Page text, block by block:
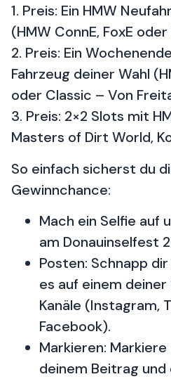
1. Preis: Ein HMW
(HMW ConnE, FoxE
2. Preis: Ein
Fahrzeug deiner Wahl
oder Classic – Von
3. Preis: 2×2 Slots mit
Masters of Dirt World,
So einfach sicherst du
Gewinnchance:
Mach ein Selfie auf
am Donauinselfest
Posten: Schnapp
es auf einem
Kanäle (Instagram,
Facebook).
Markieren:
deinem Beitrag